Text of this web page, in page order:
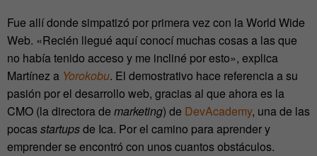
Fue allí donde simpatizó por primera vez con la World Wide
Web. «Recién llegué aquí conocí muchas cosas a las que
no había tenido acceso y me incliné por esto», explica
Martínez a Yorokobu. El demostrativo hace referencia a su
pasión por el desarrollo web, gracias al que ahora es la
CMO (la directora de marketing) de DevAcademy, una de las
pocasstartupsde Ica. Por el camino para aprender y
emprender se encontró con unos cuantos obstáculos.